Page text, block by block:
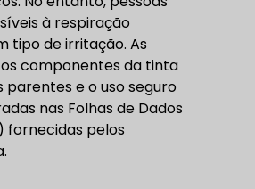
à respiração
tipo de irritação. As
componentes da tinta
parentes e o uso seguro
nas Folhas de Dados
fornecidas pelos